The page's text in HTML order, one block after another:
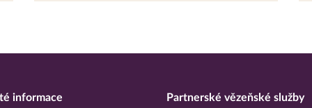
informace Partnerské vězeňské služby